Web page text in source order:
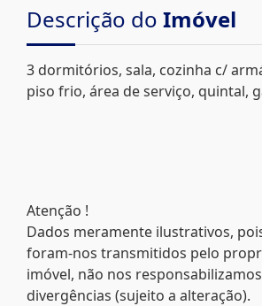
Descrição do Imóvel
3 dormitórios, sala, cozinha c/
piso frio, área de serviço, quintal,
Atenção !
Dados meramente ilustrativos,
foram-nos transmitidos pelo
imóvel, não nos
divergências (sujeito a alteração).